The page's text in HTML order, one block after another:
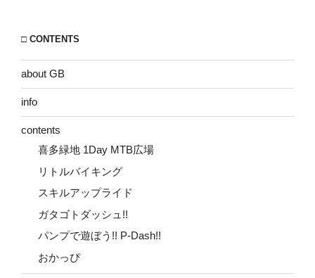
□ CONTENTS
about GB
info
contents
喜多緑地 1Day MTB広場
リトルバイキング
スキルアップライド
ガタゴトダッシュ!!
パンプで遊ぼう!! P-Dash!!
おかっぴ